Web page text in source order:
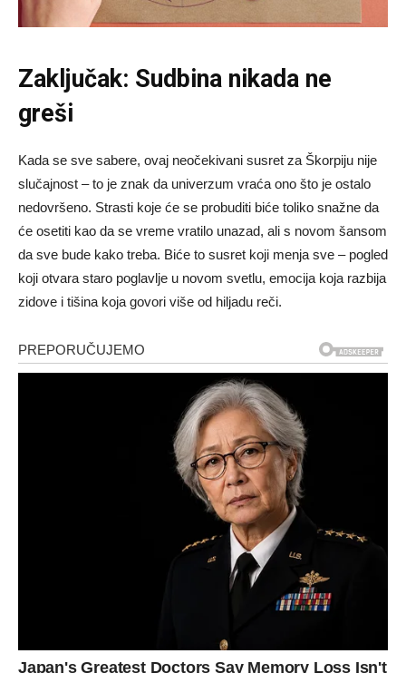
Zaključak: Sudbina nikada ne
greši
Kada se sve sabere, ovaj neočekivani susret za Škorpiju nije
slučajnost – to je znak da univerzum vraća ono što je ostalo
nedovršeno. Strasti koje će se probuditi biće toliko snažne da
će osetiti kao da se vreme vratilo unazad, ali s novom šansom
da sve bude kako treba. Biće to susret koji menja sve – pogled
koji otvara staro poglavlje u novom svetlu, emocija koja razbija
zidove i tišina koja govori više od hiljadu reči.